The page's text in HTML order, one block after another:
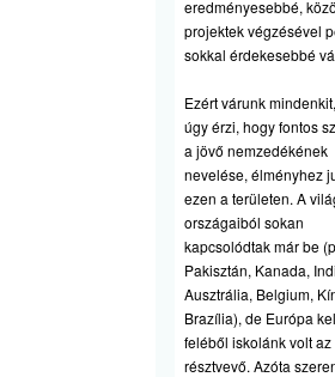
eredményesebbé,
projektek végzésével
sokkal érdekesebbé
Ezért várunk
úgy érzi, hogy fontos
a jövő nemzedékének
nevelése, élményhez
ezen a területen. A
országaiból sokan
kapcsolódtak már be
Pakisztán, Kanada,
Ausztrália, Belgium,
Brazília), de Európa
feléből iskolánk volt
résztvevő. Azóta